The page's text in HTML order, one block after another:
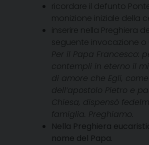
ricordare il defunto
monizione iniziale della
inserire nella Preghiera
seguente invocazione o
Per il Papa Francesco:
contempli in eterno il
di amore che Egli,
dell’apostolo Pietro e
Chiesa, dispensò
famiglia. Preghiamo.
Nella Preghiera
nome del Papa.